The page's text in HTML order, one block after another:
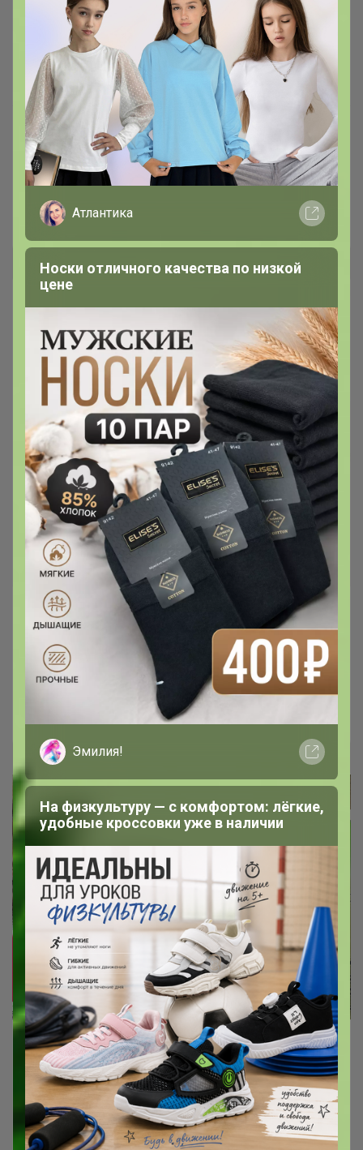
Rendez Vous — обувной маркет
Весь ассортимент онлайн магазина доступен нам
со скидками
Леныра
Looksea official - эксклюзивные
украшения для волос
Проверенные корейские бренды
профессиональной уходовой
косметики
Атлантика
Носки отличного качества по низкой
цене
Эмилия!
На физкультуру — с комфортом: лёгкие,
удобные кроссовки уже в наличии